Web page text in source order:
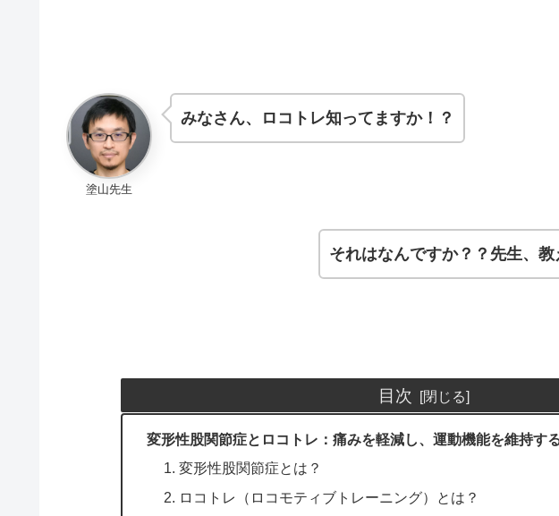
塗山先生
みなさん、ロコトレ知ってますか！？
それはなんですか？？先生、教
目次
変形性股関節症とロコトレ：痛みを軽減し、運動機能を維持す
1. 変形性股関節症とは？
2. ロコトレ（ロコモティブトレーニング）とは？